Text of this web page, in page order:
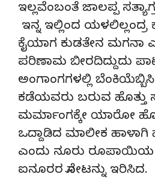
ಇಲ್ಲವೆಂಬಂತೆ ಜಾಲಪ್ಪ
ಇನ್ನ ಇಲ್ಲಿಂದ
ಕೈಯಾಗ ಕುಡತೇನ ಮಗನಾ
ಪರಿಣಾಮ ಬೀರದಿದ್ದುದು
ಅಂಗಾಂಗಗಳಲ್ಲಿ
ಕಡೆಯವರು ಬರುವ ಹೊತ್ತು
ಮರ್ಮಾಂಗಕ್ಕೇ ಯಾರೋ
ಒದ್ದಾಡಿದ ಮಾಲೀಕ
ಎಂದು ನೂರು ರೂಪಾಯಿಯ
ಐನೂರರ ನೋಟನ್ನು ಇರಿಸಿದ.